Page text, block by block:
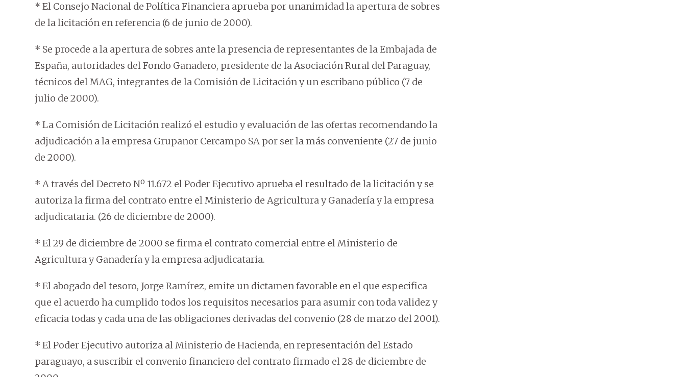
* El Consejo Nacional de Política Financiera aprueba por unanimidad la apertura de sobres
de la licitación en referencia (6 de junio de 2000).
* Se procede a la apertura de sobres ante la presencia de representantes de la Embajada de
España, autoridades del Fondo Ganadero, presidente de la Asociación Rural del Paraguay,
técnicos del MAG, integrantes de la Comisión de Licitación y un escribano público (7 de
julio de 2000).
* La Comisión de Licitación realizó el estudio y evaluación de las ofertas recomendando la
adjudicación a la empresa Grupanor Cercampo SA por ser la más conveniente (27 de junio
de 2000).
* A través del Decreto Nº 11.672 el Poder Ejecutivo aprueba el resultado de la licitación y se
autoriza la firma del contrato entre el Ministerio de Agricultura y Ganadería y la empresa
adjudicataria. (26 de diciembre de 2000).
* El 29 de diciembre de 2000 se firma el contrato comercial entre el Ministerio de
Agricultura y Ganadería y la empresa adjudicataria.
* El abogado del tesoro, Jorge Ramírez, emite un dictamen favorable en el que especifica
que el acuerdo ha cumplido todos los requisitos necesarios para asumir con toda validez y
eficacia todas y cada una de las obligaciones derivadas del convenio (28 de marzo del 2001).
* El Poder Ejecutivo autoriza al Ministerio de Hacienda, en representación del Estado
paraguayo, a suscribir el convenio financiero del contrato firmado el 28 de diciembre de